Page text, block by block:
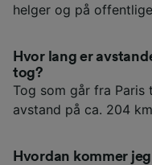
helger og på
Hvor lang er
tog?
Tog som går fra Paris
avstand på ca. 204
Hvordan kommer